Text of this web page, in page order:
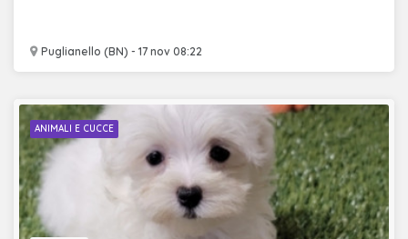
Puglianello (BN) - 17 nov 08:22
ANIMALI E CUCCE